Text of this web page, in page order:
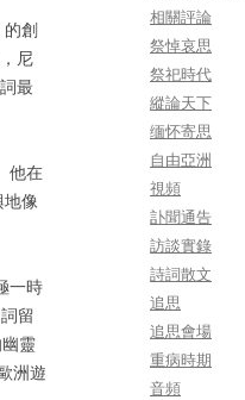
的創
尼
最
他在
地像
一時
留
靈
洲遊
相關評論
祭悼哀思
祭祀時代
縱論天下
缅怀寄思
自由亞洲
視頻
訃聞通告
訪談實錄
詩詞散文
追思
追思會場
重病時期
音頻